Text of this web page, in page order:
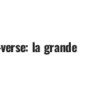
la grande